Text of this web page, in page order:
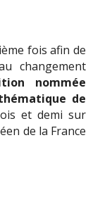
fois afin de
changement
nommée
de
et demi sur
de la France